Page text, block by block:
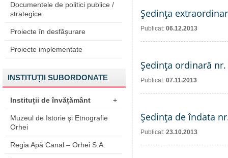
Documentele de politici publice /
strategice
Proiecte în desfășurare
Proiecte implementate
INSTITUȚII SUBORDONATE
Instituții de învățământ +
Muzeul de Istorie şi Etnografie
Orhei
Regia Apă Canal – Orhei S.A.
Şedinţa
Publicat: 06.12.2013
Şedinţa ordinară
Publicat: 07.11.2013
Şedinţa de îndata
Publicat: 23.10.2013